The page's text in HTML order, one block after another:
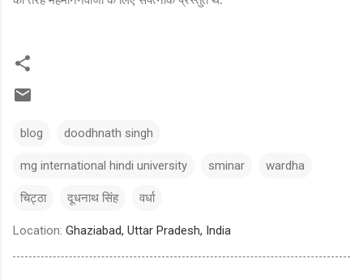
blog doodhnath singh
mg international hindi university sminar wardha
चिट्ठा दूधनाथ सिंह वर्धा
Location: Ghaziabad, Uttar Pradesh, India